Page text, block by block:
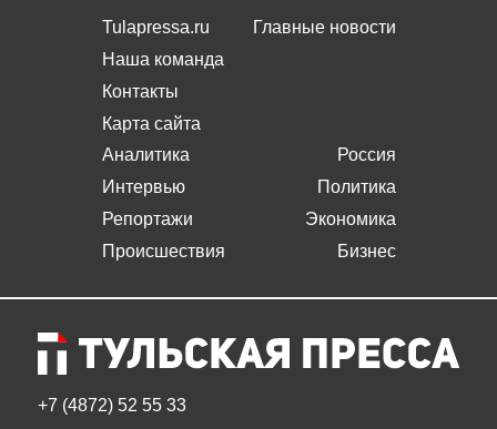
Tulapressa.ru
Наша команда
Контакты
Карта сайта
Главные новости
Аналитика
Интервью
Репортажи
Происшествия
Россия
Политика
Экономика
Бизнес
+7 (4872) 52 55 33